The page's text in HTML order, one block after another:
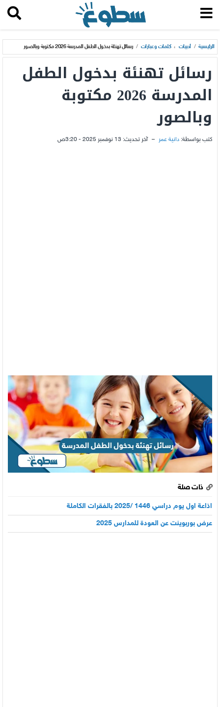
الرئيسية / أدبيات ، كلمات وعبارات / رسائل تهنئة بدخول الطفل المدرسة 2026 مكتوبة وبالصور
رسائل تهنئة بدخول الطفل
المدرسة 2026 مكتوبة
وبالصور
كتب بواسطة: دانية عمر – آخر تحديث: 13 نوفمبر 2025 - 3:20ص
ذات صلة
اذاعة اول يوم دراسي 1446 /2025 بالفقرات الكاملة
عرض بوربوينت عن العودة للمدارس 2025